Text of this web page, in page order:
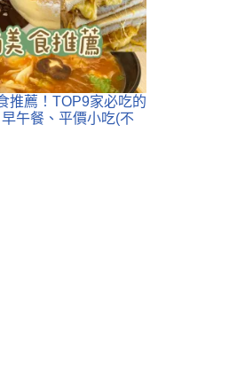
推薦！TOP9家必吃的
午餐、平價小吃(不